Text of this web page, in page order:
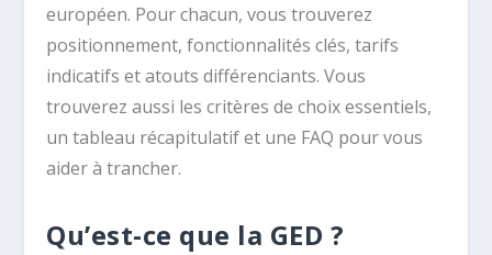
européen. Pour chacun, vous trouverez
positionnement, fonctionnalités clés, tarifs
indicatifs et atouts différenciants. Vous
trouverez aussi les critères de choix essentiels,
un tableau récapitulatif et une FAQ pour vous
aider à trancher.
Qu’est-ce que la GED ?